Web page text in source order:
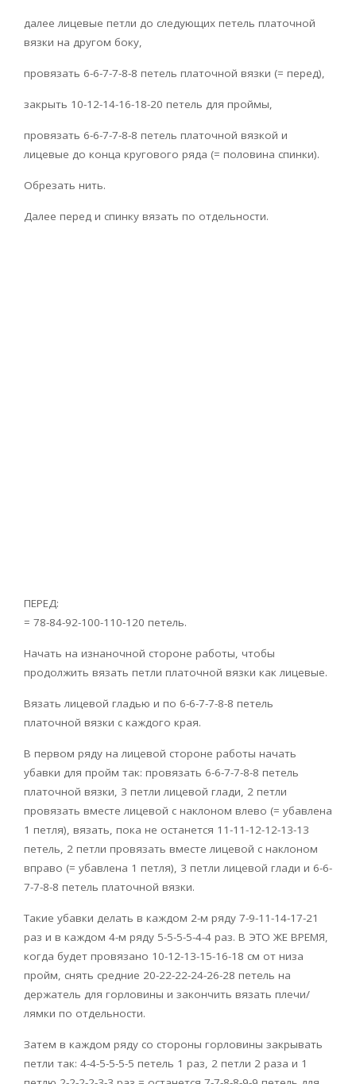
далее лицевые петли до следующих петель платочной
вязки на другом боку,
провязать 6-6-7-7-8-8 петель платочной вязки (= перед),
закрыть 10-12-14-16-18-20 петель для проймы,
провязать 6-6-7-7-8-8 петель платочной вязкой и
лицевые до конца кругового ряда (= половина спинки).
Обрезать нить.
Далее перед и спинку вязать по отдельности.
ПЕРЕД:
= 78-84-92-100-110-120 петель.
Начать на изнаночной стороне работы, чтобы
продолжить вязать петли платочной вязки как лицевые.
Вязать лицевой гладью и по 6-6-7-7-8-8 петель
платочной вязки с каждого края.
В первом ряду на лицевой стороне работы начать
убавки для пройм так: провязать 6-6-7-7-8-8 петель
платочной вязки, 3 петли лицевой глади, 2 петли
провязать вместе лицевой с наклоном влево (= убавлена
1 петля), вязать, пока не останется 11-11-12-12-13-13
петель, 2 петли провязать вместе лицевой с наклоном
вправо (= убавлена 1 петля), 3 петли лицевой глади и 6-6-
7-7-8-8 петель платочной вязки.
Такие убавки делать в каждом 2-м ряду 7-9-11-14-17-21
раз и в каждом 4-м ряду 5-5-5-5-4-4 раз. В ЭТО ЖЕ ВРЕМЯ,
когда будет провязано 10-12-13-15-16-18 см от низа
пройм, снять средние 20-22-22-24-26-28 петель на
держатель для горловины и закончить вязать плечи/
лямки по отдельности.
Затем в каждом ряду со стороны горловины закрывать
петли так: 4-4-5-5-5-5 петель 1 раз, 2 петли 2 раза и 1